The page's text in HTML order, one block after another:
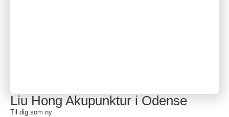
Liu Hong Akupunktur i Odense
Til dig som ny